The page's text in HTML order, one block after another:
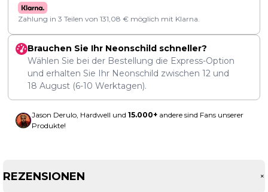
Zahlung in 3 Teilen von 131,08 € möglich mit Klarna.
Brauchen Sie Ihr Neonschild schneller?
Wählen Sie bei der Bestellung die Express-Option
und erhalten Sie Ihr Neonschild zwischen 12 und
18 August (6-10 Werktagen).
Jason Derulo, Hardwell und 15.000+ andere sind Fans unserer
Produkte!
REZENSIONEN +